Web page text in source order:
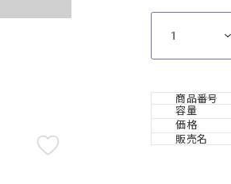
商品番号
容量
価格
販売名